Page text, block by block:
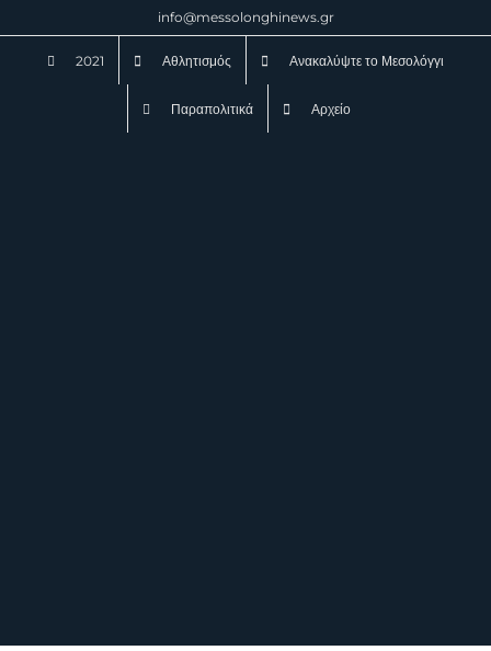
info@messolonghinews.gr
2021 Αθλητισμός Ανακαλύψτε το Μεσολόγγι
Παραπολιτικά Αρχείο